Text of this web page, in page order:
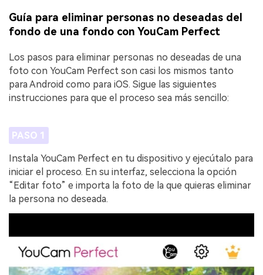
Guía para eliminar personas no deseadas del
fondo de una fondo con YouCam Perfect
Los pasos para eliminar personas no deseadas de una
foto con YouCam Perfect son casi los mismos tanto
para Android como para iOS. Sigue las siguientes
instrucciones para que el proceso sea más sencillo:
PASO 1
Instala YouCam Perfect en tu dispositivo y ejecútalo para
iniciar el proceso. En su interfaz, selecciona la opción
“Editar foto” e importa la foto de la que quieras eliminar
la persona no deseada.